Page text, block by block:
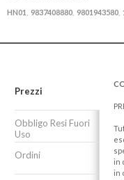
HN01
9837408880 9801943580
Prezzi
Obbligo Resi Fuori
Uso
Ordini
in
in